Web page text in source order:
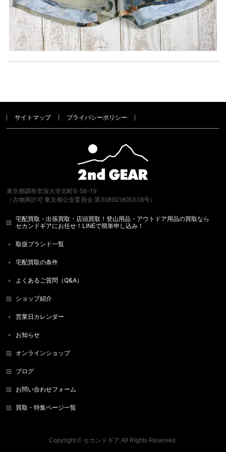
サイトマップ プライバシーポリシー
東京都調布市深大寺北町6-56-19
（古物商許可 東京都公安委員会 第308921805338号）
宅配買取・出張買取・店頭買取！登山用品・アウトドア用品の買取なら
セカンドギアにお任せ！LINEで簡単申し込み！
取扱ブランド一覧
宅配買取の条件
よくあるご質問（Q&A）
ショップ紹介
営業日カレンダー
お知らせ
オンラインショップ
ブログ
お問い合わせフォーム
買取・特集ページ一覧
Copyright © セカンドギア All Rights Reserved.